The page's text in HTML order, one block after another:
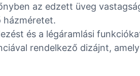
az edzett üveg
házméretet.
és a légáramlási
rendelkező dizájnt,